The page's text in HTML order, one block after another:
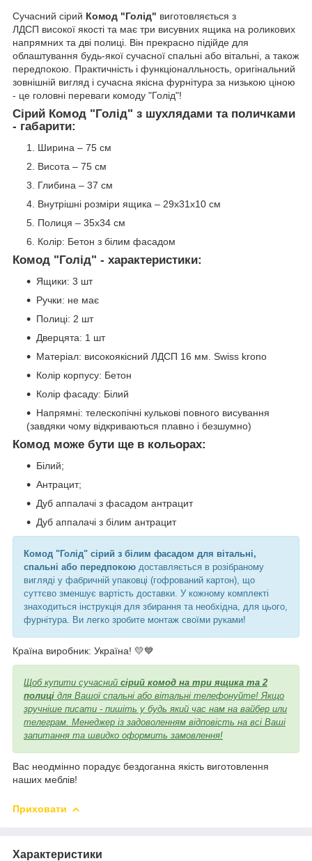
Сучасний сірий Комод "Голід" виготовляється з
ЛДСП високої якості та має три висувних ящика на роликових
напрямних та дві полиці. Він прекрасно підійде для
облаштування будь-якої сучасної спальні або вітальні, а також
передпокою. Практичність і функціоналльность, оригінальний
зовнішній вигляд і сучасна якісна фурнітура за низькою ціною
- це головні переваги комоду "Голід"!
Сірий Комод "Голід" з шухлядами та поличками
- габарити:
Ширина – 75 см
Висота – 75 см
Глибина – 37 см
Внутрішні розміри ящика – 29x31x10 см
Полиця – 35x34 см
Колір: Бетон з білим фасадом
Комод "Голід" - характеристики:
Ящики: 3 шт
Ручки: не має
Полиці: 2 шт
Дверцята: 1 шт
Матеріал: високоякісний ЛДСП 16 мм. Swiss krono
Колір корпусу: Бетон
Колір фасаду: Білий
Напрямні: телескопічні кулькові повного висування
(завдяки чому відкриваються плавно і безшумно)
Комод може бути ще в кольорах:
Білий;
Антрацит;
Дуб аппалачі з фасадом антрацит
Дуб аппалачі з білим антрацит
Комод "Голід" сірий з білим фасадом для вітальні,
спальні або передпокою доставляється в розібраному
вигляді у фабричній упаковці (гофрований картон), що
суттєво зменшує вартість доставки. У кожному комплекті
знаходиться інструкція для збирання та необхідна, для цього,
фурнітура. Ви легко зробите монтаж своїми руками!
Країна виробник: Україна! 💛💙
Щоб купити сучасний сірий комод на три ящика та 2
полиці для Вашої спальні або вітальні телефонуйте! Якщо
зручніше писати - пишіть у будь який час нам на вайбер или
телеграм. Менеджер із задоволенням відповість на всі Ваші
запитання та швидко оформить замовлення!
Вас неодмінно порадує бездоганна якість виготовлення
наших меблів!
Приховати
Характеристики